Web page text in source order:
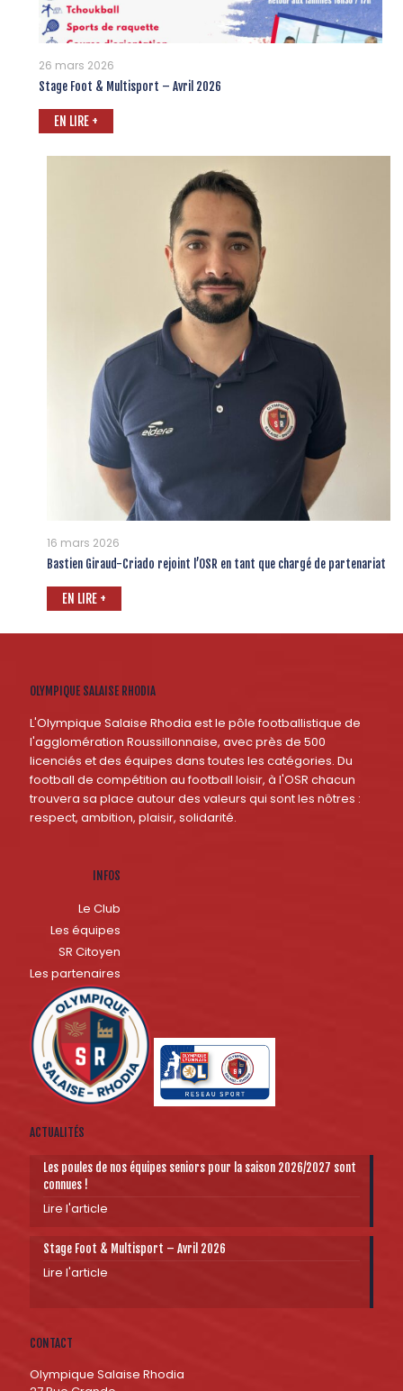
26 mars 2026
Stage Foot & Multisport – Avril 2026
EN LIRE +
16 mars 2026
Bastien Giraud-Criado rejoint l’OSR en tant que chargé de partenariat
EN LIRE +
OLYMPIQUE SALAISE RHODIA
L'Olympique Salaise Rhodia est le pôle footballistique de
l'agglomération Roussillonnaise, avec près de 500
licenciés et des équipes dans toutes les catégories. Du
football de compétition au football loisir, à l'OSR chacun
trouvera sa place autour des valeurs qui sont les nôtres :
respect, ambition, plaisir, solidarité.
INFOS
Le Club
Les équipes
SR Citoyen
Les partenaires
ACTUALITÉS
Les poules de nos équipes seniors pour la saison 2026/2027 sont
connues !
Lire l'article
Stage Foot & Multisport – Avril 2026
Lire l'article
CONTACT
Olympique Salaise Rhodia